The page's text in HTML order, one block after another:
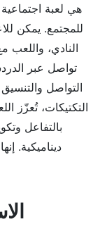
هي لعبة
للمجتمع. يمكن
النادي، واللعب
تواصل عبر
التواصل
التكتيكات، تُعزّز
بالتفاعل
ديناميكية.